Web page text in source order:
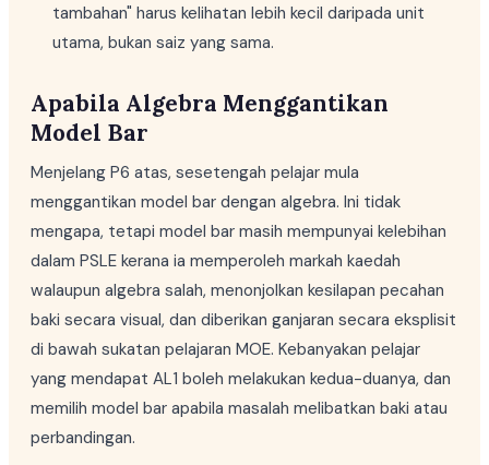
tambahan" harus kelihatan lebih kecil daripada unit
utama, bukan saiz yang sama.
Apabila Algebra Menggantikan
Model Bar
Menjelang P6 atas, sesetengah pelajar mula
menggantikan model bar dengan algebra. Ini tidak
mengapa, tetapi model bar masih mempunyai kelebihan
dalam PSLE kerana ia memperoleh markah kaedah
walaupun algebra salah, menonjolkan kesilapan pecahan
baki secara visual, dan diberikan ganjaran secara eksplisit
di bawah sukatan pelajaran MOE. Kebanyakan pelajar
yang mendapat AL1 boleh melakukan kedua-duanya, dan
memilih model bar apabila masalah melibatkan baki atau
perbandingan.